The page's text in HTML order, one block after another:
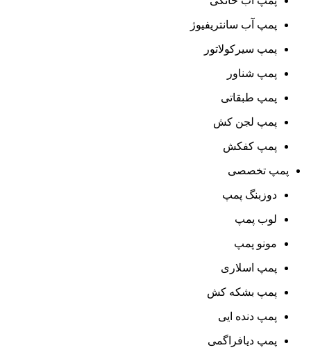
پمپ آب سانتریفیوژ
پمپ سیرکولاتور
پمپ شناور
پمپ طبقاتی
پمپ لجن کش
پمپ کفکش
پمپ تخصصی
دوزبنگ پمپ
لوب پمپ
مونو پمپ
پمپ اسلاری
پمپ بشکه کش
پمپ دنده ایی
پمپ دیافراگمی